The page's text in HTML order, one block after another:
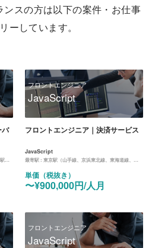
ンスの方は以下の案件・お仕事
ーしています。
バ
）
フロントエンジニア
JavaScript
フロントエンジニア｜決済サービス
JavaScript
最寄駅 :東京駅（山手線、京浜東北線、東海道線、中央線、京葉線、丸ノ内線）
単価（税抜き）
〜¥900,000円/人月
フロントエンジニア
JavaScript